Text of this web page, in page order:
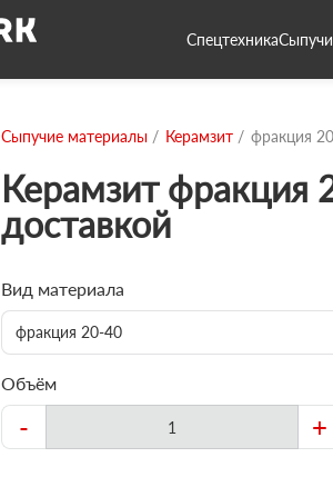
Спецтехника
Сыпучие материалы Керамзит фракция
Керамзит фракция
доставкой
Вид материала
фракция 20-40
Объём
- +